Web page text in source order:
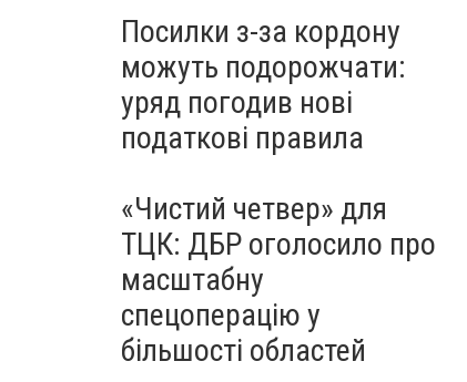
Посилки з-за кордону
можуть подорожчати:
уряд погодив нові
податкові правила
«Чистий четвер» для
ТЦК: ДБР оголосило про
масштабну
спецоперацію у
більшості областей